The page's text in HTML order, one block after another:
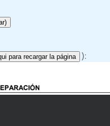
para recargar la página ):